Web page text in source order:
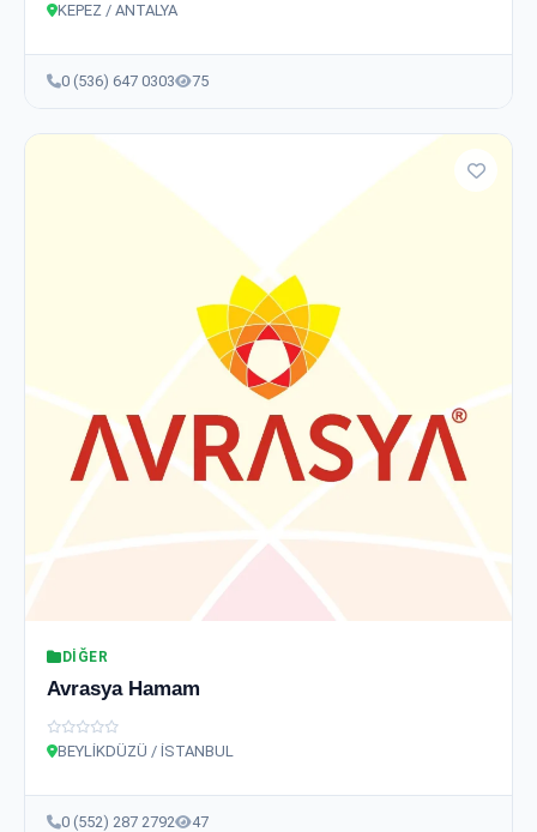
KEPEZ / ANTALYA
0 (536) 647 0303 75
DIĞER
Avrasya Hamam
BEYLİKDÜZÜ / İSTANBUL
0 (552) 287 2792 47